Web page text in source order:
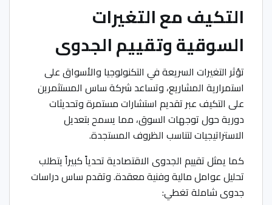
التكيف مع التغيرات
السوقية وتقييم الجدوى
تؤثر التغيرات السريعة في التكنولوجيا والأسواق على
استمرارية المشاريع، وتساعد شركة ساس المستثمرين
على التكيف عبر تقديم استشارات مستمرة وتحديثات
دورية حول توجهات السوق، مما يسمح بتعديل
الاستراتيجيات لتناسب الظروف المستجدة.
كما يمثل تقييم الجدوى الاقتصادية تحدياً كبيراً يتطلب
تحليل عوامل مالية وفنية معقدة. وتقدم ساس دراسات
جدوى شاملة تغطي: